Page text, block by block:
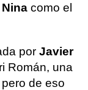
como el
por Javier
Román, una
de eso